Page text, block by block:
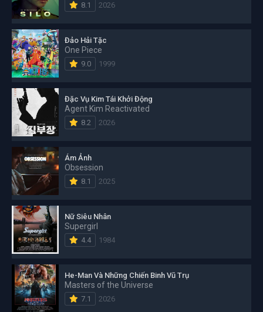
8.1 2026
Đảo Hải Tặc
One Piece
9.0 1999
Đặc Vụ Kim Tái Khởi Động
Agent Kim Reactivated
8.2 2026
Ám Ảnh
Obsession
8.1 2025
Nữ Siêu Nhân
Supergirl
4.4 1984
He-Man Và Những Chiến Binh Vũ Trụ
Masters of the Universe
7.1 2026